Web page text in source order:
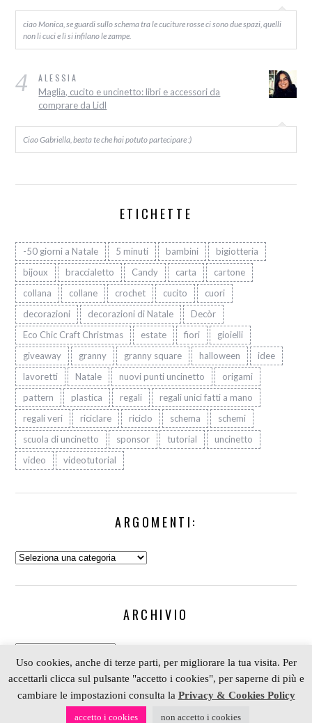
ciao Monica, se guardi sullo schema tra le cuciture rosse ci sono due spazi, quelli
non li cuci e lì si infilano le zampe.
4 ALESSIA
Maglia, cucito e uncinetto: libri e accessori da
comprare da Lidl
Ciao Gabriella, beata te che hai potuto partecipare :)
ETICHETTE
-50 giorni a Natale 5 minuti bambini
bigiotteria
bijoux
braccialetto Candy carta
cartone
collana
collane crochet cucito
cuori
decorazioni
decorazioni di Natale
Decòr
Eco Chic Craft Christmas
estate fiori
gioielli
giveaway
granny granny square halloween
idee
lavoretti
Natale nuovi punti uncinetto
origami
pattern
plastica regali
regali unici fatti a mano
regali veri
riciclare riciclo schema
schemi
scuola di uncinetto
sponsor tutorial
uncinetto
video
videotutorial
ARGOMENTI:
Argomenti:
ARCHIVIO
Archivio
COPYRIGHT 2006-2023 ALESSIA SCRAP & CRAFT |
Uso cookies, anche di terze parti, per migliorare la tua visita. Per
accettarli clicca sul pulsante "accetto i cookies", per saperne di più e
cambiare le impostazioni consulta la Privacy & Cookies Policy
accetto i cookies non accetto i cookies